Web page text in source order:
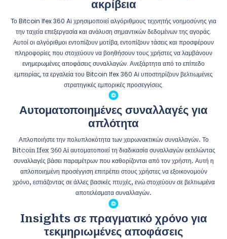
ακρίβεια
Το Bitcoin Ifex 360 Ai χρησιμοποιεί αλγόριθμους τεχνητής νοημοσύνης για
την ταχεία επεξεργασία και ανάλυση σημαντικών δεδομένων της αγοράς.
Αυτοί οι αλγόριθμοι εντοπίζουν μοτίβα, εντοπίζουν τάσεις και προσφέρουν
πληροφορίες που στοχεύουν να βοηθήσουν τους χρήστες να λαμβάνουν
ενημερωμένες αποφάσεις συναλλαγών. Ανεξάρτητα από το επίπεδο
εμπειρίας, τα εργαλεία του Bitcoin Ifex 360 Ai υποστηρίζουν βελτιωμένες
στρατηγικές εμπορικές προσεγγίσεις.
Αυτοματοποιημένες συναλλαγές για
απλότητα
Απλοποιήστε την πολυπλοκότητα των χειρωνακτικών συναλλαγών. Το
Bitcoin Ifex 360 Ai αυτοματοποιεί τη διαδικασία συναλλαγών εκτελώντας
συναλλαγές βάσει παραμέτρων που καθορίζονται από τον χρήστη. Αυτή η
απλοποιημένη προσέγγιση επιτρέπει στους χρήστες να εξοικονομούν
χρόνο, εστιάζοντας σε άλλες βασικές πτυχές, ενώ στοχεύουν σε βελτιωμένα
αποτελέσματα συναλλαγών.
Insights σε πραγματικό χρόνο για
τεκμηριωμένες αποφάσεις